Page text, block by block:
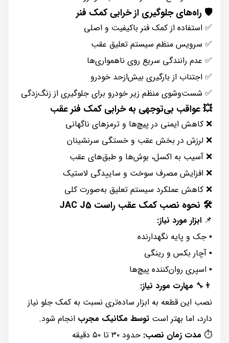
🛡️ راه‌های جلوگیری از خرابی کمک فنر
✅ استفاده از کمک فنر باکیفیت و اصلی
✅ سرویس منظم سیستم تعلیق عقب
✅ عدم رانندگی سریع روی ناهمواری‌ها
✅ اجتناب از بارگیری بیش‌ازحد خودرو
✅ شست‌وشوی منظم زیر خودرو برای جلوگیری از زنگ‌زدگی
💥 عواقب بی‌توجهی به خرابی کمک فنر عقب
❌ کاهش ایمنی در پیچ‌ها و ترمزهای ناگهانی
❌ لرزش در بخش عقب و خستگی سرنشینان
❌ آسیب به اکسل، بوش‌ها و طبق‌های عقب
❌ افزایش مصرف سوخت و ساییدگی لاستیک
❌ کاهش عملکرد سیستم تعلیق به‌صورت کلی
🛠️ نحوه نصب کمک عقب راست JAC J5
📌 ابزار مورد نیاز:
▪ جک و پایه نگهدارنده
▪ آچار بکس و رینگی
▪ اسپری روان‌کننده پیچ‌ها
👨‍🔧 مهارت مورد نیاز:
نصب این قطعه به ابزار ساده‌تری نسبت به کمک جلو نیاز
دارد، اما بهتر است توسط مکانیک مجرب انجام شود.
⏱️ مدت زمان نصب: حدود ۳۰ تا ۵۰ دقیقه